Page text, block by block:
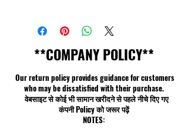
**COMPANY POLICY**
Our return policy provides guidance for customers
who may be dissatisfied with their purchase.
वेबसाइट से कोई भी सामान खरीदने से पहले नीचे दिए गए
कंपनी Policy को जरूर पढ़ें
NOTES: